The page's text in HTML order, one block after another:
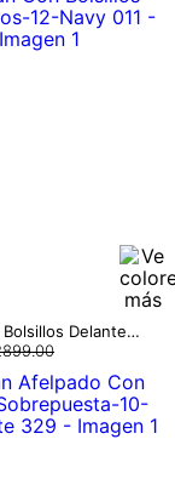
Gaban Con Bolsillos Delanteros
.00